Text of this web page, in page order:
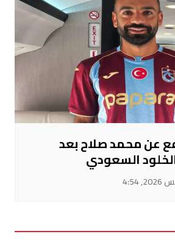
عن محمد صلاح بعد
السعودي